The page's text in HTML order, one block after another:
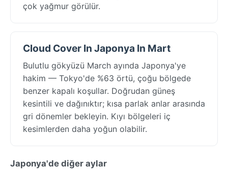
çok yağmur görülür.
Cloud Cover In Japonya In Mart
Bulutlu gökyüzü March ayında Japonya'ye
hakim — Tokyo'de %63 örtü, çoğu bölgede
benzer kapalı koşullar. Doğrudan güneş
kesintili ve dağınıktır; kısa parlak anlar arasında
gri dönemler bekleyin. Kıyı bölgeleri iç
kesimlerden daha yoğun olabilir.
Japonya'de diğer aylar